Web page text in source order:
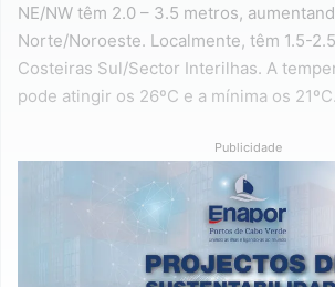
NE/NW têm 2.0 – 3.5 metros,
Norte/Noroeste. Localmente, têm 1.5-
Costeiras Sul/Sector Interilhas. A
pode atingir os 26ºC e a mínima os 21ºC.
Publicidade